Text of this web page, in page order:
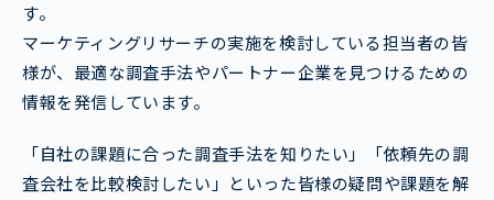
す。
マーケティングリサーチの実施を検討している担当者の皆
様が、最適な調査手法やパートナー企業を見つけるための
情報を発信しています。
「自社の課題に合った調査手法を知りたい」「依頼先の調
査会社を比較検討したい」といった皆様の疑問や課題を解